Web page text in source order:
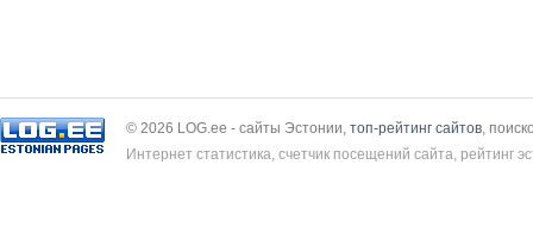
© 2026 LOG.ee - сайты Эстонии, топ-рейтинг сайтов ,
Интернет статистика, счетчик посещений сайта, рейтинг